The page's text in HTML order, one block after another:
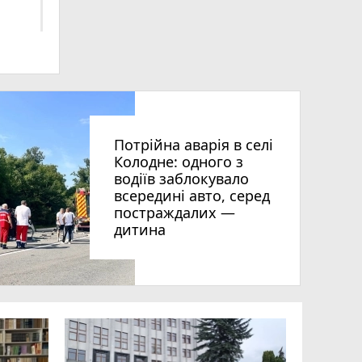
Потрійна аварія в селі
Колодне: одного з
водіїв заблокувало
всередині авто, серед
постраждалих —
дитина